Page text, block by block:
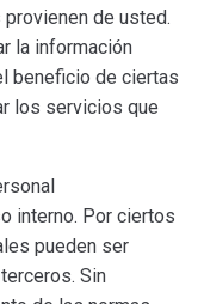
de usted.
la información
beneficio de ciertas
los servicios que
interno. Por ciertos
pueden ser
Sin